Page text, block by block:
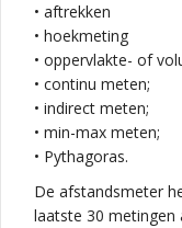
• aftrekken
• hoekmeting
• oppervlakte- of
• continu meten;
• indirect meten;
• min-max meten;
• Pythagoras.
De afstandsmeter
laatste 30 metingen